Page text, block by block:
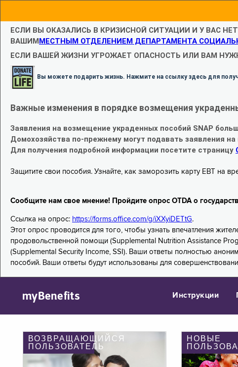
ЕСЛИ ВЫ ОКАЗАЛИСЬ В КРИЗИСНОЙ СИТУАЦИИ И У ВАС
ВАШИММЕСТНЫМ ОТДЕЛЕНИЕМ ДЕПАРТАМЕНТА
ЕСЛИ ВАШЕЙ ЖИЗНИ УГРОЖАЕТ ОПАСНОСТЬ ИЛИ ВАМ
Вы можете подарить жизнь. Нажмите на ссылку здесь для
Важные изменения в порядке возмещения
Заявления на возмещение украденных пособий SNAP
Домохозяйства по-прежнему могут подавать заявления
Для получения подробной информации посетите страницу
Защитите свои пособия. Узнайте, как заморозить карту EBT на
Сообщите нам свое мнение! Пройдите опрос OTDA о
Ссылка на опрос: https://forms.office.com/g/iXXyiDETtG.
Этот опрос проводится для того, чтобы узнать впечатления
продовольственной помощи (Supplemental Nutrition Assistance
(Supplemental Security Income, SSI). Ваши ответы полностью
пособий. Ваши ответы будут использованы для
myBenefits Инструкции
ВОЗВРАЩАЮЩИЙСЯ
ПОЛЬЗОВАТЕЛЬ
НОВЫЕ